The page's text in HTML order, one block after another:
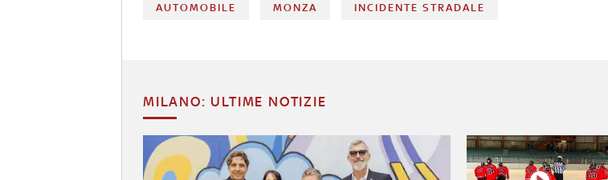
AUTOMOBILE MONZA INCIDENTE STRADALE
MILANO: ULTIME NOTIZIE